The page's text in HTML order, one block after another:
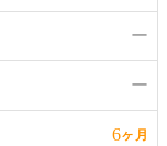
ー
ー
6ヶ月